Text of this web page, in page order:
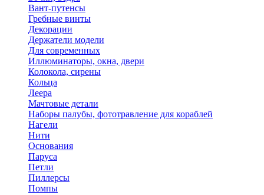
Вант-путенсы
Гребные винты
Декорации
Держатели модели
Для современных
Иллюминаторы, окна, двери
Колокола, сирены
Кольца
Леера
Мачтовые детали
Наборы палубы, фототравление для кораблей
Нагели
Нити
Основания
Паруса
Петли
Пиллерсы
Помпы